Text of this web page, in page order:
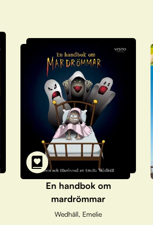
En handbok om
mardrömmar
Wedhäll, Emelie